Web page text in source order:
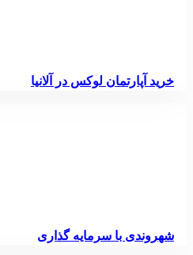
خرید آپارتمان لوکس در آلانیا
شهروندی با سرمایه گذاری